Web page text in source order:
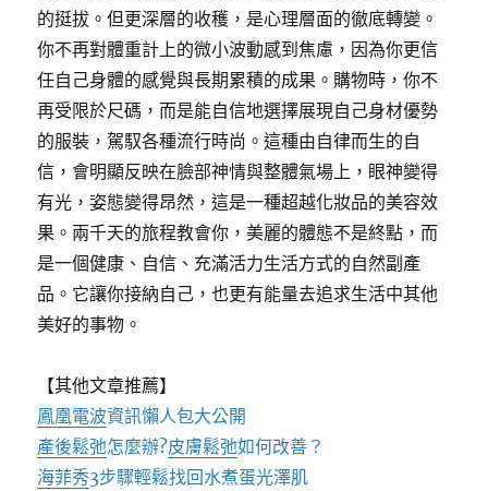
的挺拔。但更深層的收穫，是心理層面的徹底轉變。
你不再對體重計上的微小波動感到焦慮，因為你更信
任自己身體的感覺與長期累積的成果。購物時，你不
再受限於尺碼，而是能自信地選擇展現自己身材優勢
的服裝，駕馭各種流行時尚。這種由自律而生的自
信，會明顯反映在臉部神情與整體氣場上，眼神變得
有光，姿態變得昂然，這是一種超越化妝品的美容效
果。兩千天的旅程教會你，美麗的體態不是終點，而
是一個健康、自信、充滿活力生活方式的自然副產
品。它讓你接納自己，也更有能量去追求生活中其他
美好的事物。
【其他文章推薦】
鳳凰電波資訊懶人包大公開
產後鬆弛怎麼辦?皮膚鬆弛如何改善？
海菲秀3步驟輕鬆找回水煮蛋光澤肌